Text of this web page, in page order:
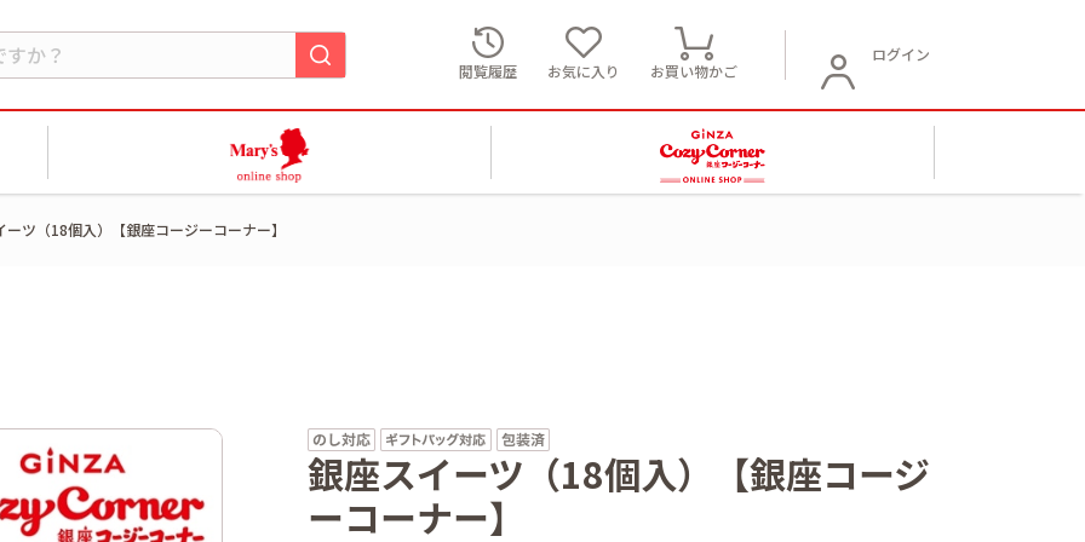
閲覧履歴 お気に入り お買い物かご
ログイン
ーツ（18個入）【銀座コージーコーナー】
銀座スイーツ（18個入）【銀座コージ
ーコーナー】